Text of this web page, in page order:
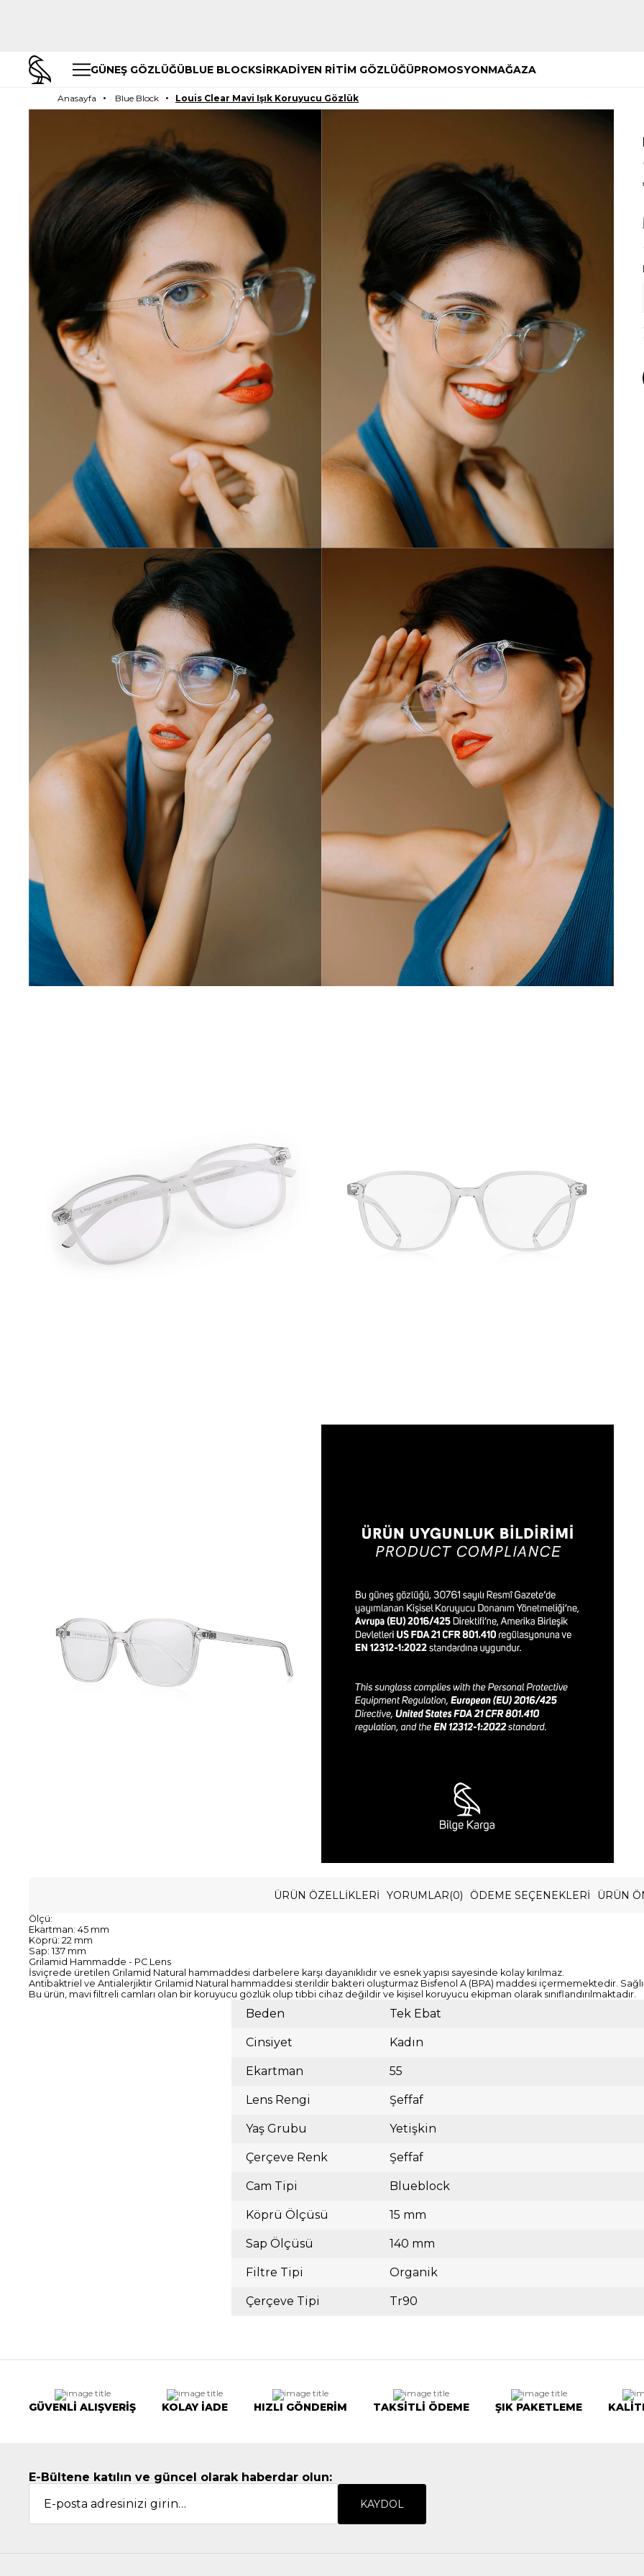
GÜNEŞ GÖZLÜĞÜBLUE BLOCKSİRKADİYEN RİTİM GÖZLÜĞÜPROMOSYONMAĞAZA
Anasayfa Blue Block Louis Clear Mavi Işık Koruyucu Gözlük
ÜRÜN ÖZELLIKLERI YORUMLAR(0) ÖDEME SEÇENEKLERI ÜRÜN
Ölçü:
Ekartman: 45 mm
Köprü: 22 mm
Sap: 137 mm
Grilamid Hammadde - PC Lens
İsviçrede üretilen Grilamid Natural hammaddesi darbelere karşı dayanıklıdır ve esnek yapısı sayesinde kolay kırılmaz.
Antibaktriel ve Antialerjiktir Grilamid Natural hammaddesi sterildir bakteri oluşturmaz Bisfenol A (BPA) maddesi içermemektedir.
Bu ürün, mavi filtreli camları olan bir koruyucu gözlük olup tıbbi cihaz değildir ve kişisel koruyucu ekipman olarak sınıflandırılmaktadır.
Beden Tek Ebat
Cinsiyet Kadın
Ekartman 55
Lens Rengi Şeffaf
Yaş Grubu Yetişkin
Çerçeve Renk Şeffaf
Cam Tipi Blueblock
Köprü Ölçüsü 15 mm
Sap Ölçüsü 140 mm
Filtre Tipi Organik
Çerçeve Tipi Tr90
GÜVENLİ ALIŞVERİŞ KOLAY İADE HIZLI GÖNDERİM TAKSİTLİ ÖDEME ŞIK PAKETLEME
E-Bültene katılın ve güncel olarak haberdar olun:
KAYDOL